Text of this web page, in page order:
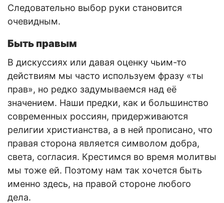
Следовательно выбор руки становится
очевидным.
Быть правым
В дискуссиях или давая оценку чьим-то
действиям мы часто используем фразу «ты
прав», но редко задумываемся над её
значением. Наши предки, как и большинство
современных россиян, придерживаются
религии христианства, а в ней прописано, что
правая сторона является символом добра,
света, согласия. Крестимся во время молитвы
мы тоже ей. Поэтому нам так хочется быть
именно здесь, на правой стороне любого
дела.